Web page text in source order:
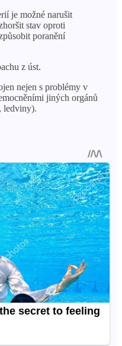
je možné narušit
stav oproti
poranění
z úst.
nejen s problémy v
jiných orgánů
ledviny).